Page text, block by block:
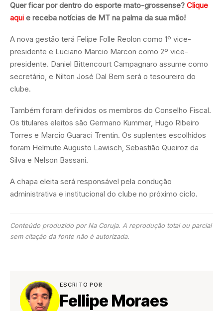
Quer ficar por dentro do esporte mato-grossense? Clique
aqui e receba notícias de MT na palma da sua mão!
A nova gestão terá Felipe Folle Reolon como 1º vice-
presidente e Luciano Marcio Marcon como 2º vice-
presidente. Daniel Bittencourt Campagnaro assume como
secretário, e Nilton José Dal Bem será o tesoureiro do
clube.
Também foram definidos os membros do Conselho Fiscal.
Os titulares eleitos são Germano Kummer, Hugo Ribeiro
Torres e Marcio Guaraci Trentin. Os suplentes escolhidos
foram Helmute Augusto Lawisch, Sebastião Queiroz da
Silva e Nelson Bassani.
A chapa eleita será responsável pela condução
administrativa e institucional do clube no próximo ciclo.
Conteúdo produzido por Na Coruja. A reprodução total ou parcial
sem citação da fonte não é autorizada.
ESCRITO POR
Fellipe Moraes